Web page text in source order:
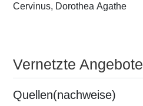
Cervinus, Dorothea Agathe
Vernetzte Angebote
Quellen(nachweise)